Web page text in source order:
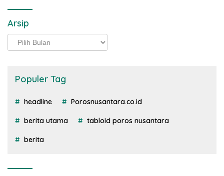
Arsip
Arsip
Populer Tag
headline Porosnusantara.co.id
berita utama tabloid poros nusantara
berita